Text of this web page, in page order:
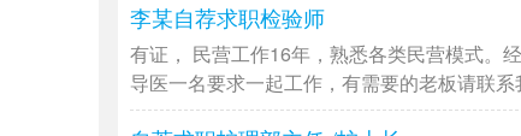
李某自荐求职检验师
有证， 民营工作16年，熟悉各类民营模式。
导医一名要求一起工作，有需要的老板请联